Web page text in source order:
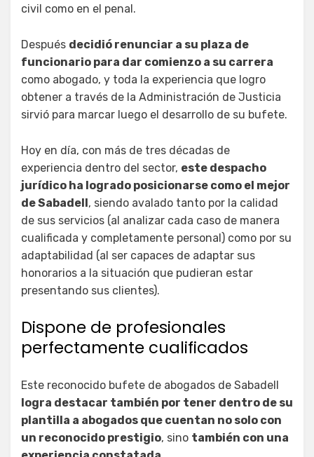
civil como en el penal.
Después decidió renunciar a su plaza de
funcionario para dar comienzo a su carrera
como abogado, y toda la experiencia que logro
obtener a través de la Administración de Justicia
sirvió para marcar luego el desarrollo de su bufete.
Hoy en día, con más de tres décadas de
experiencia dentro del sector, este despacho
jurídico ha logrado posicionarse como el mejor
de Sabadell, siendo avalado tanto por la calidad
de sus servicios (al analizar cada caso de manera
cualificada y completamente personal) como por su
adaptabilidad (al ser capaces de adaptar sus
honorarios a la situación que pudieran estar
presentando sus clientes).
Dispone de profesionales
perfectamente cualificados
Este reconocido bufete de abogados de Sabadell
logra destacar también por tener dentro de su
plantilla a abogados que cuentan no solo con
un reconocido prestigio, sino también con una